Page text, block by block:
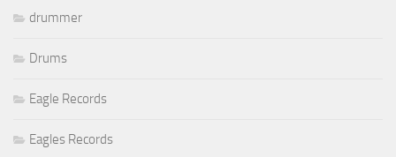
drummer
Drums
Eagle Records
Eagles Records